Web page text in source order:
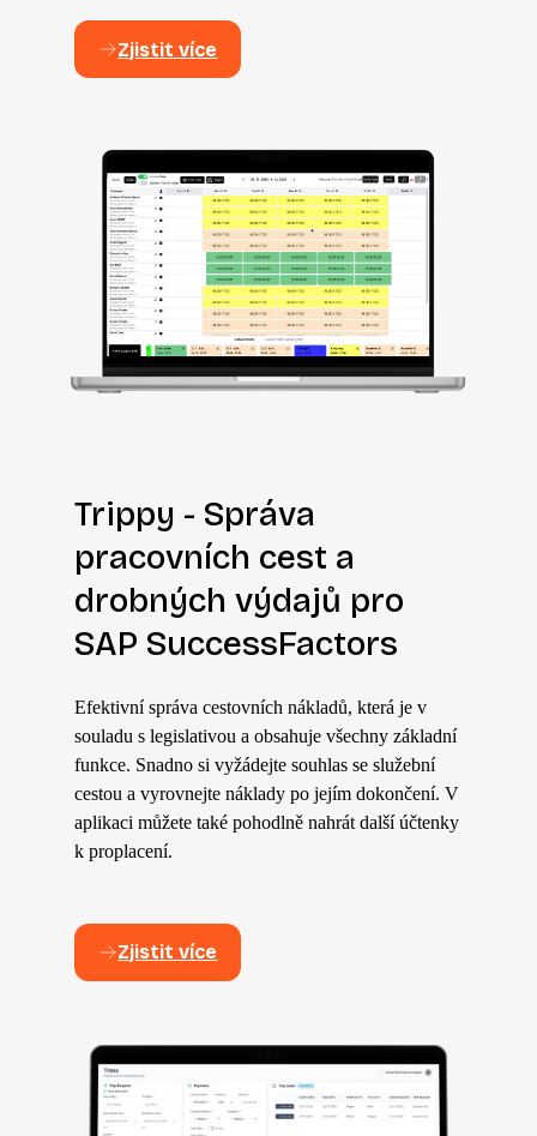
Zjistit více
Trippy - Správa
pracovních cest a
drobných výdajů pro
SAP SuccessFactors
Efektivní správa cestovních nákladů, která je v
souladu s legislativou a obsahuje všechny základní
funkce. Snadno si vyžádejte souhlas se služební
cestou a vyrovnejte náklady po jejím dokončení. V
aplikaci můžete také pohodlně nahrát další účtenky
k proplacení.
Zjistit více